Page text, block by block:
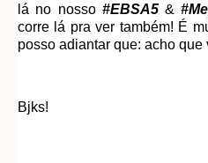
lá no nosso #EBSA5&
corre lá pra ver também! É
posso adiantar que: acho que
Bjks!